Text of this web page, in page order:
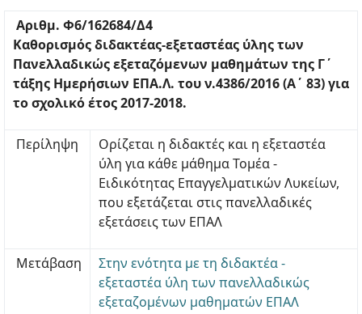
Αριθμ. Φ6/162684/Δ4
Καθορισμός διδακτέας-εξεταστέας ύλης των
Πανελλαδικώς εξεταζόμενων μαθημάτων της Γ΄
τάξης Ημερήσιων ΕΠΑ.Λ. του ν.4386/2016 (Α΄ 83) για
το σχολικό έτος 2017-2018.
Περίληψη
Ορίζεται η διδακτές και η εξεταστέα
ύλη για κάθε μάθημα Τομέα -
Ειδικότητας Επαγγελματικών Λυκείων,
που εξετάζεται στις πανελλαδικές
εξετάσεις των ΕΠΑΛ
Μετάβαση
Στην ενότητα με τη διδακτέα -
εξεταστέα ύλη των πανελλαδικώς
εξεταζομένων μαθηματών ΕΠΑΛ